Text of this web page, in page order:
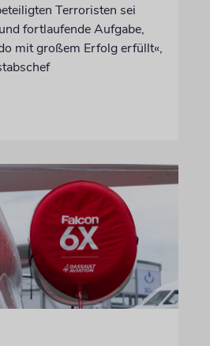
Terroristen sei
fortlaufende Aufgabe,
mit großem Erfolg erfüllt«,